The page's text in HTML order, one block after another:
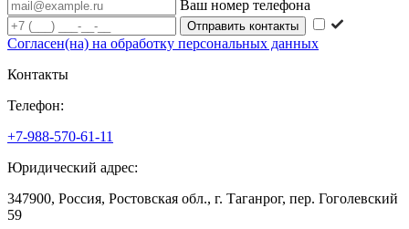
Ваш номер телефона
Согласен(на) на обработку персональных данных
Контакты
Телефон:
+7-988-570-61-11
Юридический адрес:
347900, Россия, Ростовская обл., г. Таганрог, пер. Гоголевский
59